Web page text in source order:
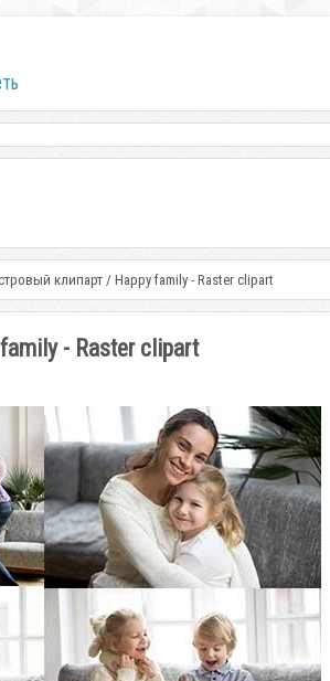
клипарт / Happy family - Raster clipart
- Raster clipart